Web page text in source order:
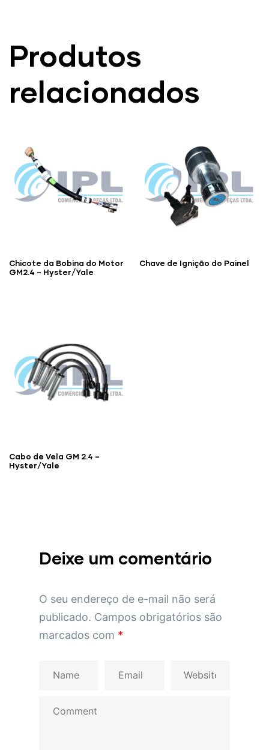
Produtos
relacionados
Chicote da Bobina do Motor
GM2.4 – Hyster/Yale
Chave de Ignição do Painel
Cabo de Vela GM 2.4 –
Hyster/Yale
Deixe um comentário
O seu endereço de e-mail não será
publicado. Campos obrigatórios são
marcados com *